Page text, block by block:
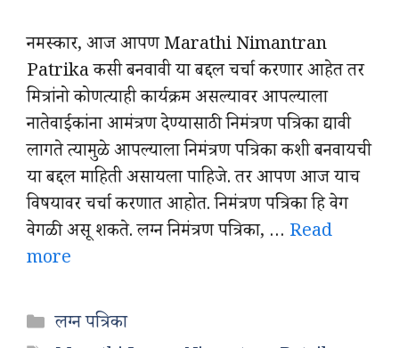
नमस्कार, आज आपण Marathi Nimantran
Patrika कसी बनवावी या बद्दल चर्चा करणार आहेत तर
मित्रांनो कोणत्याही कार्यक्रम असल्यावर आपल्याला
नातेवाईकांना आमंत्रण देण्यासाठी निमंत्रण पत्रिका द्यावी
लागते त्यामुळे आपल्याला निमंत्रण पत्रिका कशी बनवायची
या बद्दल माहिती असायला पाहिजे. तर आपण आज याच
विषयावर चर्चा करणात आहोत. निमंत्रण पत्रिका हि वेग
वेगळी असू शकते. लग्न निमंत्रण पत्रिका, … Read
more
Categories
लग्न पत्रिका